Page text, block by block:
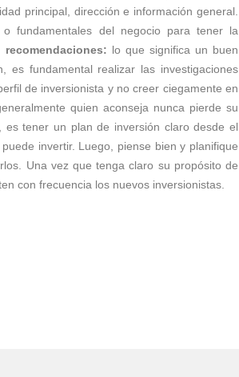
principal, dirección e información general.
fundamentales del negocio para tener la
lo que significa un buen
fundamental realizar las investigaciones
de inversionista y no creer ciegamente en
quien aconseja nunca pierde su
tener un plan de inversión claro desde el
invertir. Luego, piense bien y planifique
Una vez que tenga claro su propósito de
con frecuencia los nuevos inversionistas.